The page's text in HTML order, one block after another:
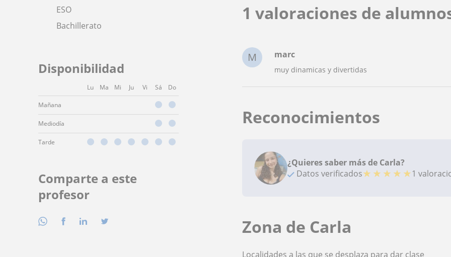
ESO
Bachillerato
Disponibilidad
Lu Ma Mi Ju Vi Sá Do
Mañana
Mediodía
Tarde
Comparte a este
profesor
1 valoraciones de
M marc
muy dinamicas y divertidas
Reconocimientos
¿Quieres saber más de Carla?
Datos verificados★ ★ ★ ★ ★1
Zona de Carla
Localidades a las que se desplaza para dar clase